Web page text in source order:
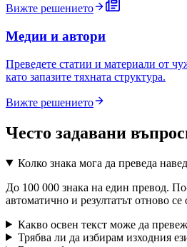
Вижте решението
Медии и автори
Преведете статии и материали от
като запазите тяхната структура.
Вижте решението
Често задавани
Колко знака мога да преведа
До 100 000 знака на един превод.
автоматично и резултатът отново се
Какво освен текст може да
Трябва ли да избирам изходния